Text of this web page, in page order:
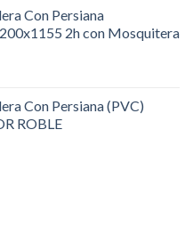
Con Persiana
2h con Mosquitera
Con Persiana (PVC)
ROBLE